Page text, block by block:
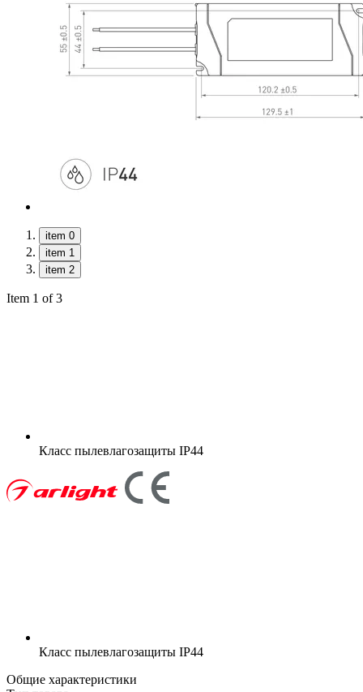
item 0
item 1
item 2
Item 1 of 3
Класс пылевлагозащиты IP44
Класс пылевлагозащиты IP44
Общие характеристики